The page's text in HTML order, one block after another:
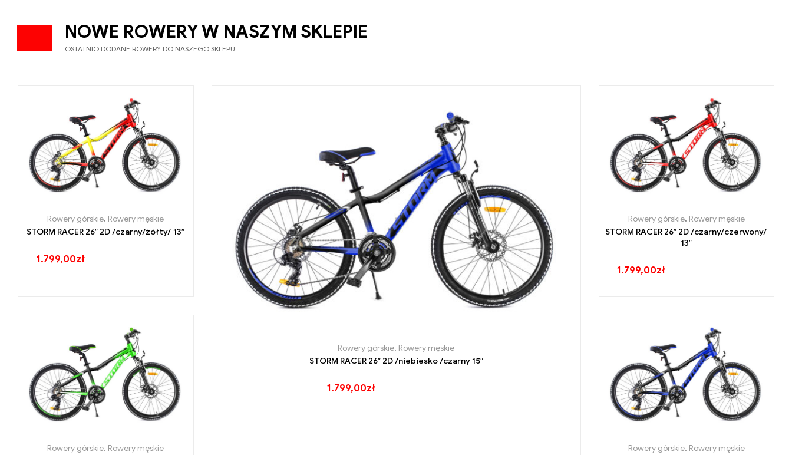
NOWE ROWERY W NASZYM SKLEPIE
OSTATNIO DODANE ROWERY DO NASZEGO SKLEPU
Rowery górskie, Rowery męskie
STORM RACER 26″ 2D /niebiesko /czarny 15″
1.799,00zł
Rowery górskie, Rowery męskie
STORM RACER 26″ 2D /czarny/żółty/ 13″
1.799,00zł
Rowery górskie, Rowery męskie
STORM RACER 26″ 2D /czarny/czerwony/
13″
1.799,00zł
Rowery górskie, Rowery męskie
Rowery górskie, Rowery męskie